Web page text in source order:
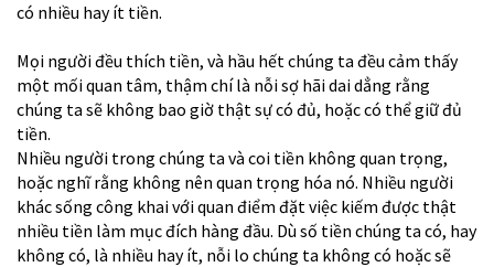
có nhiều hay ít tiền.
Mọi người đều thích tiền, và hầu hết chúng ta đều cảm thấy
một mối quan tâm, thậm chí là nỗi sợ hãi dai dẳng rằng
chúng ta sẽ không bao giờ thật sự có đủ, hoặc có thể giữ đủ
tiền.
Nhiều người trong chúng ta và coi tiền không quan trọng,
hoặc nghĩ rằng không nên quan trọng hóa nó. Nhiều người
khác sống công khai với quan điểm đặt việc kiếm được thật
nhiều tiền làm mục đích hàng đầu. Dù số tiền chúng ta có, hay
không có, là nhiều hay ít, nỗi lo chúng ta không có hoặc sẽ